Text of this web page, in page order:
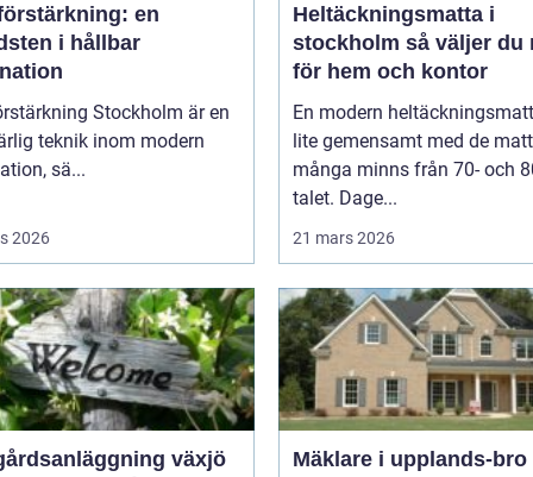
en
i hållbar
Stockholm är en
teknik inom modern
sä...
2026
Heltäckningsmatta i
stockholm så väljer du rätt
för hem och kontor
En modern
lite gemensamt med de
många minns från 70- och
talet. Dage...
21 mars 2026
växjö
Mäklare i upplands-bro så